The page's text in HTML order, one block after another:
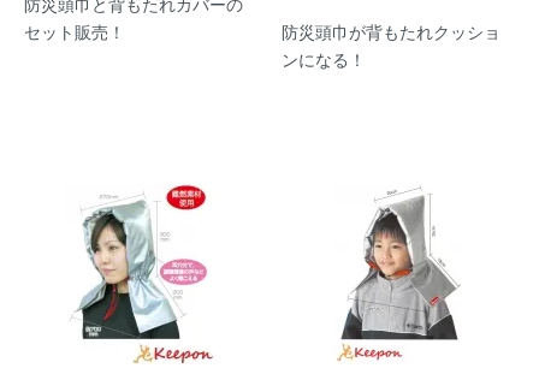
セット販売！
防災頭巾が背もたれクッショ
ンになる！